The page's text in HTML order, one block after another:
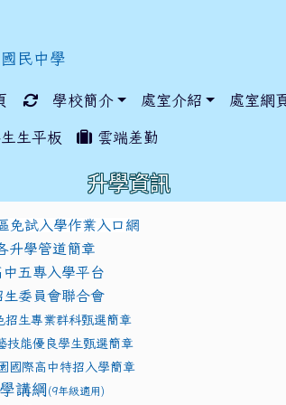
學校簡介 處室介紹 處室網
生平板 雲端差勤
升學資訊
免試入學作業入口網
www.jhjhs.tyc.edu.tw/modules/
升學管道簡章link to http://
link to http://
五專入學平台
委員會聯合會
招生專業群科甄選簡章
技能優良學生甄選簡章
國際高中特招入學簡章
講綱 (9年級適用)